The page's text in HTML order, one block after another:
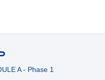
A - Phase 1